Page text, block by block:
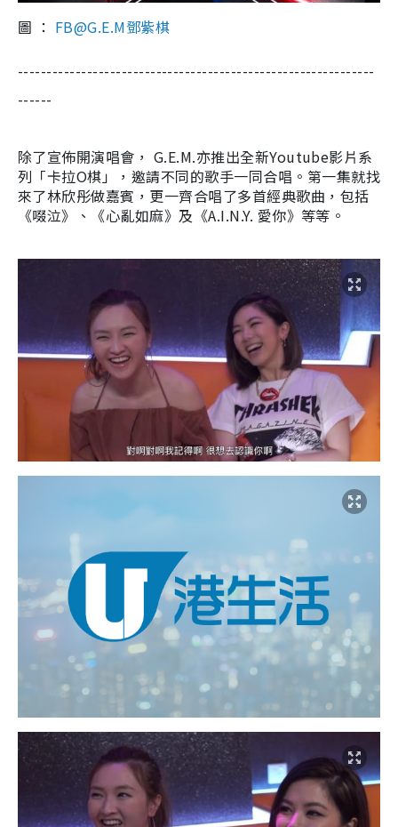
圖 ： FB@G.E.M鄧紫棋
--------------------------------------------------------------
------
除了宣佈開演唱會， G.E.M.亦推出全新Youtube影片系
列「卡拉O棋」，邀請不同的歌手一同合唱。第一集就找
來了林欣彤做嘉賓，更一齊合唱了多首經典歌曲，包括
《啜泣》、《心亂如麻》及《A.I.N.Y. 愛你》等等。